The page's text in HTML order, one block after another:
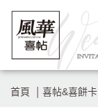
首頁 喜帖&喜餅卡